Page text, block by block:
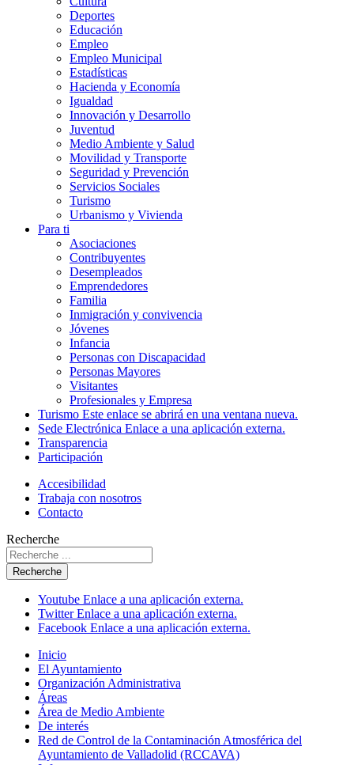
Deportes
Educación
Empleo
Empleo Municipal
Estadísticas
Hacienda y Economía
Igualdad
Innovación y Desarrollo
Juventud
Medio Ambiente y Salud
Movilidad y Transporte
Seguridad y Prevención
Servicios Sociales
Turismo
Urbanismo y Vivienda
Para ti
Asociaciones
Contribuyentes
Desempleados
Emprendedores
Familia
Inmigración y convivencia
Jóvenes
Infancia
Personas con Discapacidad
Personas Mayores
Visitantes
Profesionales y Empresa
Turismo Este enlace se abrirá en una ventana nueva.
Sede Electrónica Enlace a una aplicación externa.
Transparencia
Participación
Accesibilidad
Trabaja con nosotros
Contacto
Recherche
Recherche
Youtube Enlace a una aplicación externa.
TwitterEnlace a una aplicación externa.
Facebook Enlace a una aplicación externa.
Inicio
El Ayuntamiento
Organización Administrativa
Áreas
Área de Medio Ambiente
De interés
Red de Control de la Contaminación Atmosférica del
Ayuntamiento de Valladolid (RCCAVA)